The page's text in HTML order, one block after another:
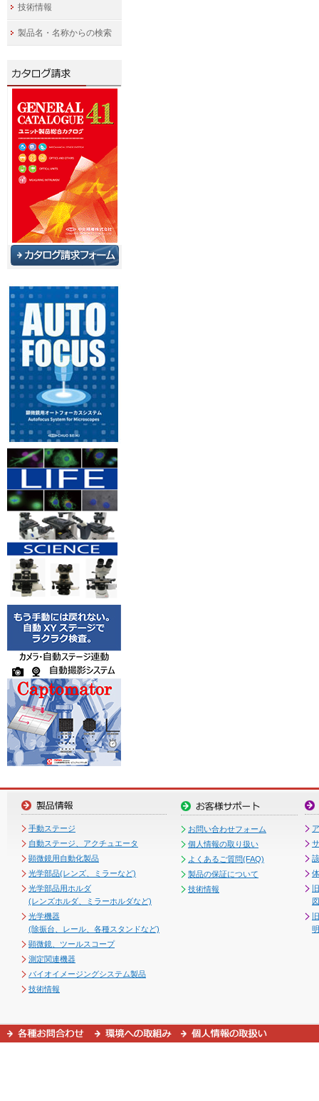
技術情報
製品名・名称からの検索
手動ステージ
自動ステージ、アクチュエータ
顕微鏡用自動化製品
光学部品(レンズ、ミラーなど)
光学部品用ホルダ
(レンズホルダ、ミラーホルダなど)
光学機器
(除振台、レール、各種スタンドなど)
顕微鏡、ツールスコープ
測定関連機器
バイオイメージングシステム製品
技術情報
お問い合わせフォーム
個人情報の取り扱い
よくあるご質問(FAQ)
製品の保証について
技術情報